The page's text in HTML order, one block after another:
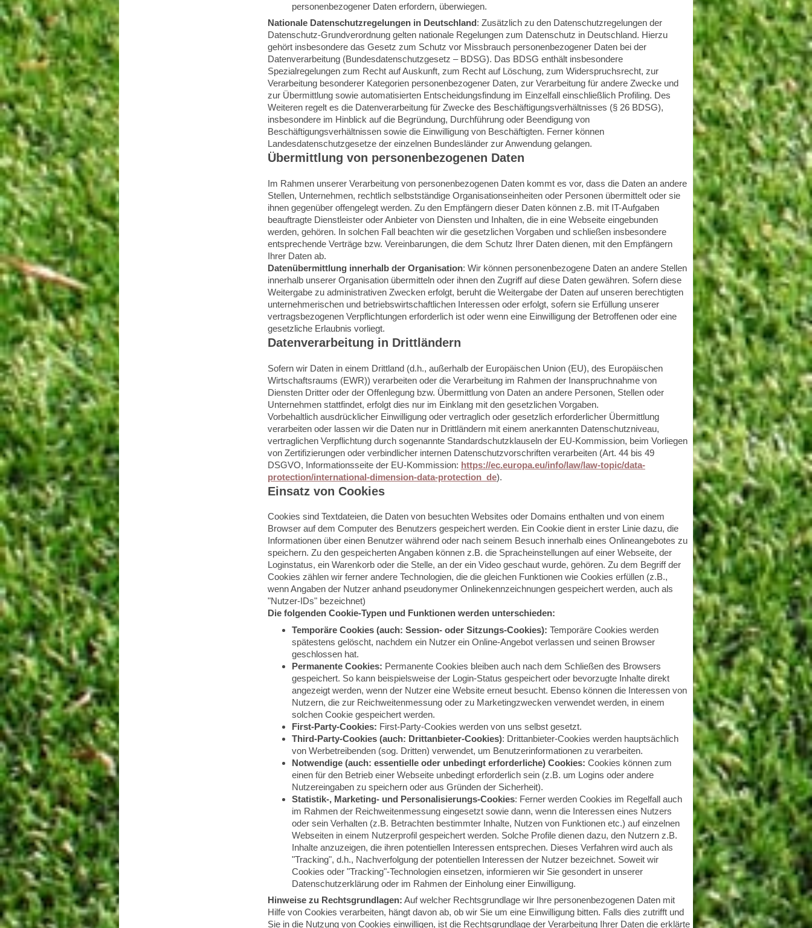
personenbezogener Daten erfordern, überwiegen.
Nationale Datenschutzregelungen in Deutschland: Zusätzlich zu den Datenschutzregelungen der
Datenschutz-Grundverordnung gelten nationale Regelungen zum Datenschutz in Deutschland. Hierzu
gehört insbesondere das Gesetz zum Schutz vor Missbrauch personenbezogener Daten bei der
Datenverarbeitung (Bundesdatenschutzgesetz – BDSG). Das BDSG enthält insbesondere
Spezialregelungen zum Recht auf Auskunft, zum Recht auf Löschung, zum Widerspruchsrecht, zur
Verarbeitung besonderer Kategorien personenbezogener Daten, zur Verarbeitung für andere Zwecke und
zur Übermittlung sowie automatisierten Entscheidungsfindung im Einzelfall einschließlich Profiling. Des
Weiteren regelt es die Datenverarbeitung für Zwecke des Beschäftigungsverhältnisses (§ 26 BDSG),
insbesondere im Hinblick auf die Begründung, Durchführung oder Beendigung von
Beschäftigungsverhältnissen sowie die Einwilligung von Beschäftigten. Ferner können
Landesdatenschutzgesetze der einzelnen Bundesländer zur Anwendung gelangen.
Übermittlung von personenbezogenen Daten
Im Rahmen unserer Verarbeitung von personenbezogenen Daten kommt es vor, dass die Daten an andere
Stellen, Unternehmen, rechtlich selbstständige Organisationseinheiten oder Personen übermittelt oder sie
ihnen gegenüber offengelegt werden. Zu den Empfängern dieser Daten können z.B. mit IT-Aufgaben
beauftragte Dienstleister oder Anbieter von Diensten und Inhalten, die in eine Webseite eingebunden
werden, gehören. In solchen Fall beachten wir die gesetzlichen Vorgaben und schließen insbesondere
entsprechende Verträge bzw. Vereinbarungen, die dem Schutz Ihrer Daten dienen, mit den Empfängern
Ihrer Daten ab.
Datenübermittlung innerhalb der Organisation: Wir können personenbezogene Daten an andere Stellen
innerhalb unserer Organisation übermitteln oder ihnen den Zugriff auf diese Daten gewähren. Sofern diese
Weitergabe zu administrativen Zwecken erfolgt, beruht die Weitergabe der Daten auf unseren berechtigten
unternehmerischen und betriebswirtschaftlichen Interessen oder erfolgt, sofern sie Erfüllung unserer
vertragsbezogenen Verpflichtungen erforderlich ist oder wenn eine Einwilligung der Betroffenen oder eine
gesetzliche Erlaubnis vorliegt.
Datenverarbeitung in Drittländern
Sofern wir Daten in einem Drittland (d.h., außerhalb der Europäischen Union (EU), des Europäischen
Wirtschaftsraums (EWR)) verarbeiten oder die Verarbeitung im Rahmen der Inanspruchnahme von
Diensten Dritter oder der Offenlegung bzw. Übermittlung von Daten an andere Personen, Stellen oder
Unternehmen stattfindet, erfolgt dies nur im Einklang mit den gesetzlichen Vorgaben.
Vorbehaltlich ausdrücklicher Einwilligung oder vertraglich oder gesetzlich erforderlicher Übermittlung
verarbeiten oder lassen wir die Daten nur in Drittländern mit einem anerkannten Datenschutzniveau,
vertraglichen Verpflichtung durch sogenannte Standardschutzklauseln der EU-Kommission, beim Vorliegen
von Zertifizierungen oder verbindlicher internen Datenschutzvorschriften verarbeiten (Art. 44 bis 49
DSGVO, Informationsseite der EU-Kommission: https://ec.europa.eu/info/law/law-topic/data-
protection/international-dimension-data-protection_de).
Einsatz von Cookies
Cookies sind Textdateien, die Daten von besuchten Websites oder Domains enthalten und von einem
Browser auf dem Computer des Benutzers gespeichert werden. Ein Cookie dient in erster Linie dazu, die
Informationen über einen Benutzer während oder nach seinem Besuch innerhalb eines Onlineangebotes zu
speichern. Zu den gespeicherten Angaben können z.B. die Spracheinstellungen auf einer Webseite, der
Loginstatus, ein Warenkorb oder die Stelle, an der ein Video geschaut wurde, gehören. Zu dem Begriff der
Cookies zählen wir ferner andere Technologien, die die gleichen Funktionen wie Cookies erfüllen (z.B.,
wenn Angaben der Nutzer anhand pseudonymer Onlinekennzeichnungen gespeichert werden, auch als
"Nutzer-IDs" bezeichnet)
Die folgenden Cookie-Typen und Funktionen werden unterschieden:
Temporäre Cookies (auch: Session- oder Sitzungs-Cookies): Temporäre Cookies werden
spätestens gelöscht, nachdem ein Nutzer ein Online-Angebot verlassen und seinen Browser
geschlossen hat.
Permanente Cookies: Permanente Cookies bleiben auch nach dem Schließen des Browsers
gespeichert. So kann beispielsweise der Login-Status gespeichert oder bevorzugte Inhalte direkt
angezeigt werden, wenn der Nutzer eine Website erneut besucht. Ebenso können die Interessen von
Nutzern, die zur Reichweitenmessung oder zu Marketingzwecken verwendet werden, in einem
solchen Cookie gespeichert werden.
First-Party-Cookies: First-Party-Cookies werden von uns selbst gesetzt.
Third-Party-Cookies (auch: Drittanbieter-Cookies): Drittanbieter-Cookies werden hauptsächlich
von Werbetreibenden (sog. Dritten) verwendet, um Benutzerinformationen zu verarbeiten.
Notwendige (auch: essentielle oder unbedingt erforderliche) Cookies: Cookies können zum
einen für den Betrieb einer Webseite unbedingt erforderlich sein (z.B. um Logins oder andere
Nutzereingaben zu speichern oder aus Gründen der Sicherheit).
Statistik-, Marketing- und Personalisierungs-Cookies: Ferner werden Cookies im Regelfall auch
im Rahmen der Reichweitenmessung eingesetzt sowie dann, wenn die Interessen eines Nutzers
oder sein Verhalten (z.B. Betrachten bestimmter Inhalte, Nutzen von Funktionen etc.) auf einzelnen
Webseiten in einem Nutzerprofil gespeichert werden. Solche Profile dienen dazu, den Nutzern z.B.
Inhalte anzuzeigen, die ihren potentiellen Interessen entsprechen. Dieses Verfahren wird auch als
"Tracking", d.h., Nachverfolgung der potentiellen Interessen der Nutzer bezeichnet. Soweit wir
Cookies oder "Tracking"-Technologien einsetzen, informieren wir Sie gesondert in unserer
Datenschutzerklärung oder im Rahmen der Einholung einer Einwilligung.
Hinweise zu Rechtsgrundlagen: Auf welcher Rechtsgrundlage wir Ihre personenbezogenen Daten mit
Hilfe von Cookies verarbeiten, hängt davon ab, ob wir Sie um eine Einwilligung bitten. Falls dies zutrifft und
Sie in die Nutzung von Cookies einwilligen, ist die Rechtsgrundlage der Verarbeitung Ihrer Daten die erklärte